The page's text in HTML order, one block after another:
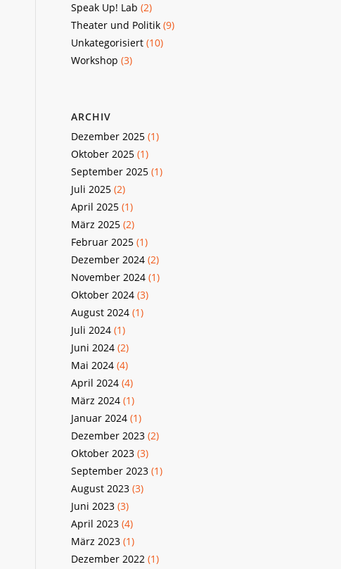
Speak Up! Lab (2)
Theater und Politik(9)
Unkategorisiert(10)
Workshop (3)
ARCHIV
Dezember 2025(1)
Oktober 2025(1)
September 2025(1)
Juli 2025(2)
April 2025(1)
März 2025(2)
Februar 2025(1)
Dezember 2024(2)
November 2024(1)
Oktober 2024(3)
August 2024(1)
Juli 2024(1)
Juni 2024(2)
Mai 2024(4)
April 2024(4)
März 2024(1)
Januar 2024(1)
Dezember 2023(2)
Oktober 2023(3)
September 2023(1)
August 2023(3)
Juni 2023(3)
April 2023(4)
März 2023(1)
Dezember 2022(1)